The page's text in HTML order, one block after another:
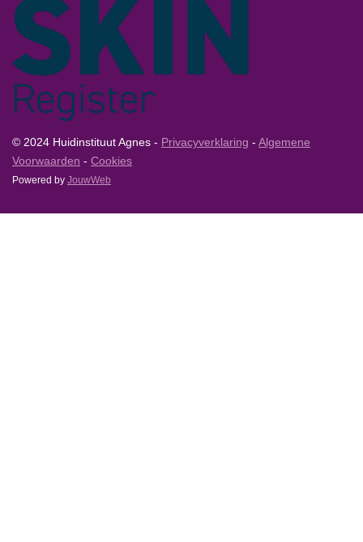
© 2024 Huidinstituut Agnes - Privacyverklaring - Algemene
Voorwaarden - Cookies
Powered by JouwWeb